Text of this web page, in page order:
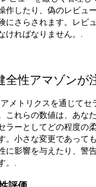
作したり、偽のレビュ
にさらされます。レビ
ければなりません。.
全性アマゾンが
メトリクスを通じてセ
これらの数値は、あな
ラーとしてどの程度の
。小さな変更であって
に影響を与えたり、警
。.